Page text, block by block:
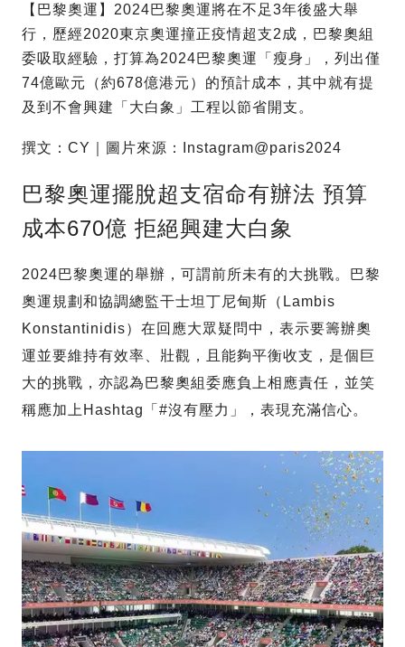
【巴黎奧運】2024巴黎奧運將在不足3年後盛大舉
行，歷經2020東京奧運撞正疫情超支2成，巴黎奧組
委吸取經驗，打算為2024巴黎奧運「瘦身」，列出僅
74億歐元（約678億港元）的預計成本，其中就有提
及到不會興建「大白象」工程以節省開支。
撰文：CY｜圖片來源：Instagram@paris2024
巴黎奧運擺脫超支宿命有辦法 預算
成本670億 拒絕興建大白象
2024巴黎奧運的舉辦，可謂前所未有的大挑戰。巴黎
奧運規劃和協調總監干士坦丁尼甸斯（Lambis
Konstantinidis）在回應大眾疑問中，表示要籌辦奧
運並要維持有效率、壯觀，且能夠平衡收支，是個巨
大的挑戰，亦認為巴黎奧組委應負上相應責任，並笑
稱應加上Hashtag「#沒有壓力」，表現充滿信心。